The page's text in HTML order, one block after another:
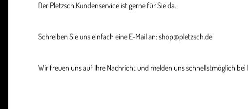
Der Pletzsch Kundenservice ist gerne für Sie da.
Schreiben Sie uns einfach eine E-Mail an: shop@pletzsch.de
Wir freuen uns auf Ihre Nachricht und melden uns schnellstmöglich bei